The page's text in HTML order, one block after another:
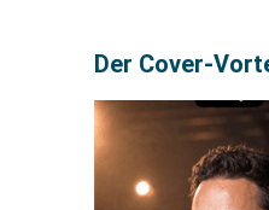
Der Cover-